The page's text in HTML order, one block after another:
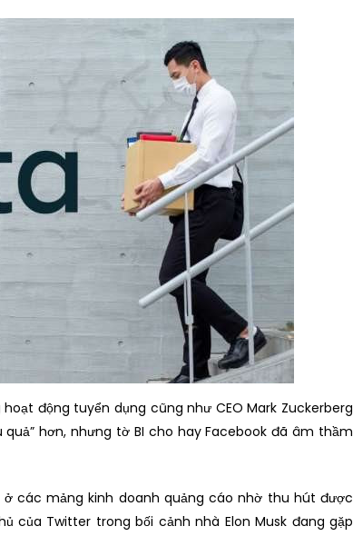
động tuyển dụng cũng như CEO Mark Zuckerberg
hơn, nhưng tờ BI cho hay Facebook đã âm thầm
các mảng kinh doanh quảng cáo nhờ thu hút được
của Twitter trong bối cảnh nhà Elon Musk đang gặp